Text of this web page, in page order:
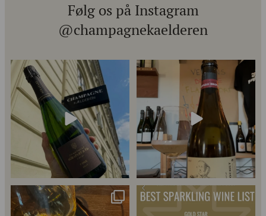
Følg os på Instagram
@champagnekaelderen
Kun 8 billetter tilbage til vores
fredagssmagning...
57 2
Mød Gaspard Brochet 333.F Brut
Nature: den du skal
Christian Bourmalt, Les Fetes 2018
🍾
Fredagssmagningerne lever – og de